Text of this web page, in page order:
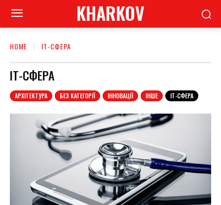
KHARKOV
HOME ІТ-СФЕРА
ІТ-СФЕРА
АРХІТЕКТУРА БЕЗ КАТЕГОРІЇ ІННОВАЦІЇ ІНШЕ ІТ-СФЕРА